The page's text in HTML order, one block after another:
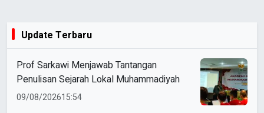
Update Terbaru
Prof Sarkawi Menjawab Tantangan
Penulisan Sejarah Lokal Muhammadiyah
09/08/202615:54